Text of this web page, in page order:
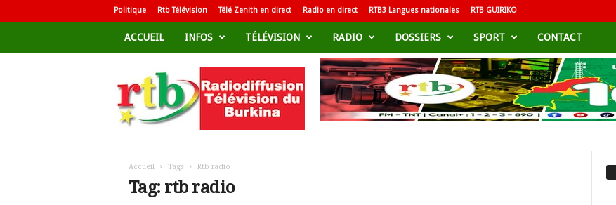
Politique Rtb Télévision Télé Zenith en direct Radio en direct RTB3 Langues nationales RTB GUIRIKO
ACCUEIL INFOS TÉLÉVISION RADIO DOSSIERS SPORT CONTACT
d
i
Accueil Tags Rtb radio
Tag: rtb radio